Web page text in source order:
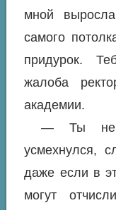
мной
самого
придурок.
жалоба
академии.
— Ты не
усмехнулся,
даже если в
могут